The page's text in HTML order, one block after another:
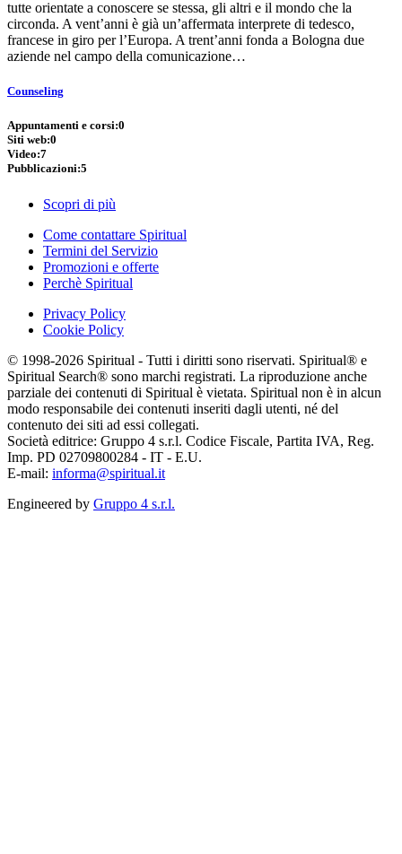
tutte orientate a conoscere se stessa, gli altri e il mondo che la
circonda. A vent’anni è già un’affermata interprete di tedesco,
francese in giro per l’Europa. A trent’anni fonda a Bologna due
aziende nel campo della comunicazione…
Counseling
Appuntamenti e corsi:0
Siti web:0
Video:7
Pubblicazioni:5
Scopri di più
Come contattare Spiritual
Termini del Servizio
Promozioni e offerte
Perchè Spiritual
Privacy Policy
Cookie Policy
© 1998-2026 Spiritual - Tutti i diritti sono riservati. Spiritual® e
Spiritual Search® sono marchi registrati. La riproduzione anche
parziale dei contenuti di Spiritual è vietata. Spiritual non è in alcun
modo responsabile dei contenuti inseriti dagli utenti, né del
contenuto dei siti ad essi collegati.
Società editrice: Gruppo 4 s.r.l. Codice Fiscale, Partita IVA, Reg.
Imp. PD 02709800284 - IT - E.U.
E-mail: informa@spiritual.it
Engineered by Gruppo 4 s.r.l.